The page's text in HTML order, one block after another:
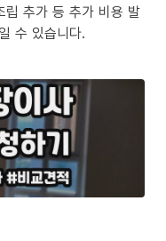
립 추가 등 추가 비용 발
수 있습니다.